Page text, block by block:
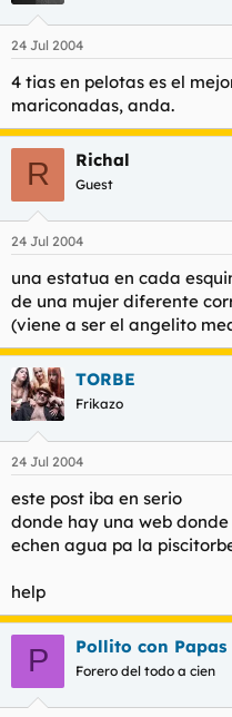
24 Jul 2004
4 tias en pelotas es el
mariconadas, anda.
R Richal
Guest
24 Jul 2004
una estatua en cada
de una mujer diferente
(viene a ser el angelito
TORBE
Frikazo
24 Jul 2004
este post iba en serio
donde hay una web
echen agua pa la
help
P Pollito con Papas
Forero del todo a cien